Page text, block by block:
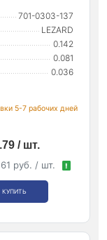
701-0303-137
LEZARD
0.142
0.081
0.036
5-7 рабочих дней
/ шт.
руб. / шт. !
КУПИТЬ